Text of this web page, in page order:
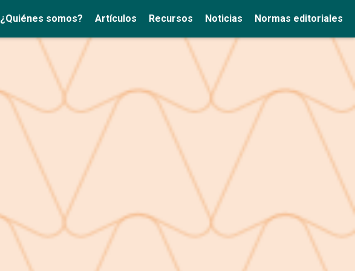
¿Quiénes somos? Artículos Recursos Noticias Normas editoriales